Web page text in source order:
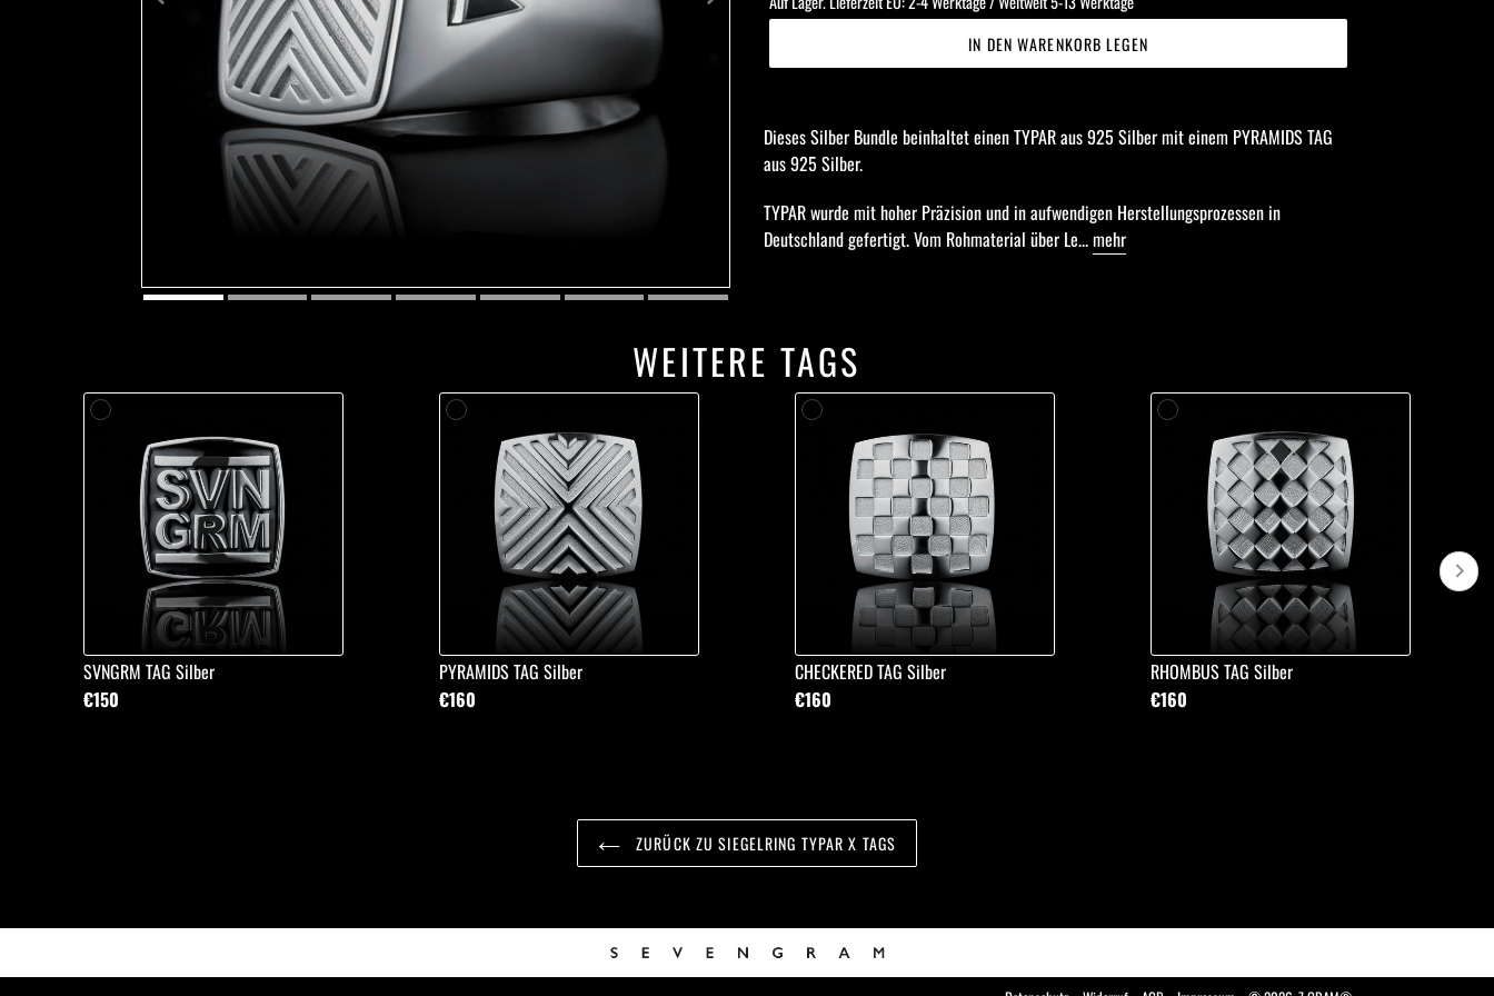
IN DEN WARENKORB LEGEN
wird
zum
hinzugefügt
Dieses Silber Bundle beinhaltet einen TYPARaus 925 Silbermit einem PYRAMIDS TAG
aus 925 Silber.
TYPAR wurde mit hoher Präzision und in aufwendigen Herstellungsprozessen in
Deutschland gefertigt. Vom Rohmaterial über Le...mehr
WEITERE TAGS
SVNGRM TAG Silber
€150
PYRAMIDS TAG Silber
€160
CHECKERED TAG Silber
€160
RHOMBUS TAG Silber
€160
ZURÜCK ZU SIEGELRING TYPAR X TAGS